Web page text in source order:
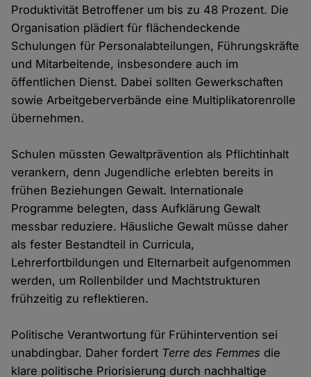
Produktivität Betroffener um bis zu 48 Prozent. Die
Organisation plädiert für flächendeckende
Schulungen für Personalabteilungen, Führungskräfte
und Mitarbeitende, insbesondere auch im
öffentlichen Dienst. Dabei sollten Gewerkschaften
sowie Arbeitgeberverbände eine Multiplikatorenrolle
übernehmen.
Schulen müssten Gewaltprävention als Pflichtinhalt
verankern, denn Jugendliche erlebten bereits in
frühen Beziehungen Gewalt. Internationale
Programme belegten, dass Aufklärung Gewalt
messbar reduziere. Häusliche Gewalt müsse daher
als fester Bestandteil in Curricula,
Lehrerfortbildungen und Elternarbeit aufgenommen
werden, um Rollenbilder und Machtstrukturen
frühzeitig zu reflektieren.
Politische Verantwortung für Frühintervention sei
unabdingbar. Daher fordert Terre des Femmes die
klare politische Priorisierung durch nachhaltige